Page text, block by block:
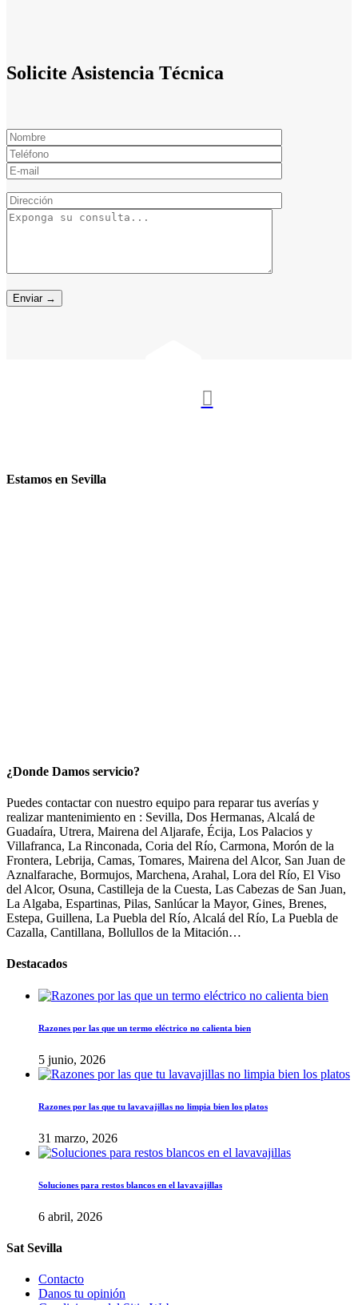
Solicite Asistencia Técnica

Estamos en Sevilla
¿Donde Damos servicio?
Puedes contactar con nuestro equipo para reparar tus averías y
realizar mantenimiento en : Sevilla, Dos Hermanas, Alcalá de
Guadaíra, Utrera, Mairena del Aljarafe, Écija, Los Palacios y
Villafranca, La Rinconada, Coria del Río, Carmona, Morón de la
Frontera, Lebrija, Camas, Tomares, Mairena del Alcor, San Juan de
Aznalfarache, Bormujos, Marchena, Arahal, Lora del Río, El Viso
del Alcor, Osuna, Castilleja de la Cuesta, Las Cabezas de San Juan,
La Algaba, Espartinas, Pilas, Sanlúcar la Mayor, Gines, Brenes,
Estepa, Guillena, La Puebla del Río, Alcalá del Río, La Puebla de
Cazalla, Cantillana, Bollullos de la Mitación…
Destacados
Razones por las que un termo eléctrico no calienta bien
5 junio, 2026
Razones por las que tu lavavajillas no limpia bien los platos
31 marzo, 2026
Soluciones para restos blancos en el lavavajillas
6 abril, 2026
Sat Sevilla
Contacto
Danos tu opinión